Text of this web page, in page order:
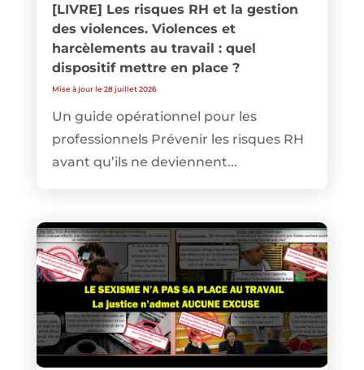
[LIVRE] Les risques RH et la gestion
des violences. Violences et
harcèlements au travail : quel
dispositif mettre en place ?
Mise à jour le 28 juillet 2026
Un guide opérationnel pour les
professionnels Prévenir les risques RH
avant qu’ils ne deviennent...